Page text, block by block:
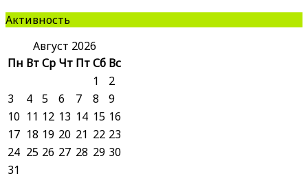
Активность
Август 2026
Пн ВтСр Чт ПтСб Вс
1
2
3
4 5 6 7 8
9
10 11 12 13 14 15 16
17 18 19 20 21 22 23
24 25 26 27 28 29 30
31